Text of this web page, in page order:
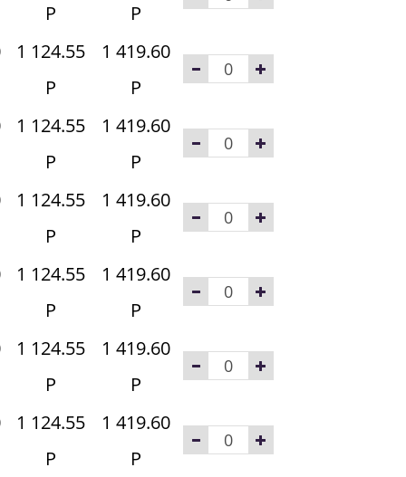
Р
Р
1 124.55
Р
1 419.60
Р
1 124.55
Р
1 419.60
Р
1 124.55
Р
1 419.60
Р
1 124.55
Р
1 419.60
Р
1 124.55
Р
1 419.60
Р
1 124.55
Р
1 419.60
Р